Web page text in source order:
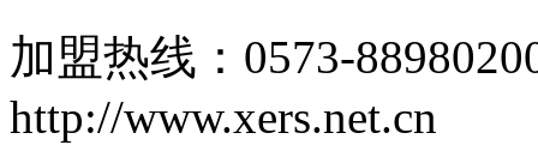
加盟热线：0573-
http://www.xers.net.cn